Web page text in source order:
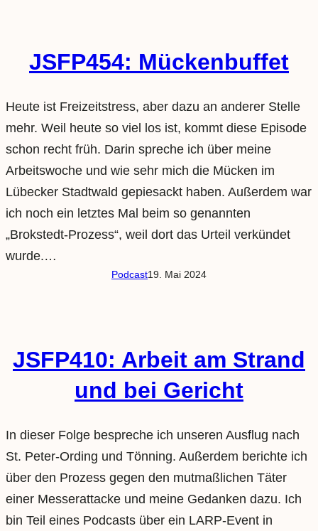
JSFP454: Mückenbuffet
Heute ist Freizeitstress, aber dazu an anderer Stelle
mehr. Weil heute so viel los ist, kommt diese Episode
schon recht früh. Darin spreche ich über meine
Arbeitswoche und wie sehr mich die Mücken im
Lübecker Stadtwald gepiesackt haben. Außerdem war
ich noch ein letztes Mal beim so genannten
„Brokstedt-Prozess“, weil dort das Urteil verkündet
wurde.…
Podcast19. Mai 2024
JSFP410: Arbeit am Strand
und bei Gericht
In dieser Folge bespreche ich unseren Ausflug nach
St. Peter-Ording und Tönning. Außerdem berichte ich
über den Prozess gegen den mutmaßlichen Täter
einer Messerattacke und meine Gedanken dazu. Ich
bin Teil eines Podcasts über ein LARP-Event in